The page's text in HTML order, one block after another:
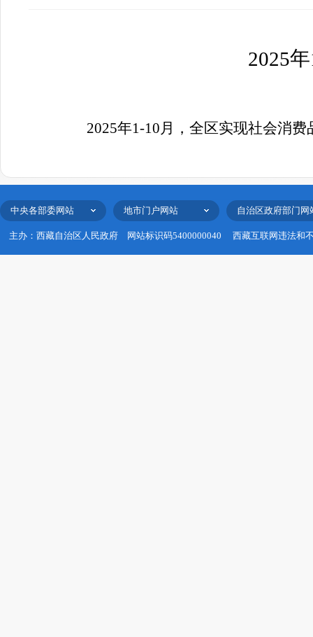
2025年
2025年1-10月，全区实现社会消费
中央各部委网站 地市门户网站 自治区政府部门网
主办：西藏自治区人民政府 网站标识码5400000040 西藏互联网违法和